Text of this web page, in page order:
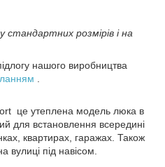
стандартних розмірів і на
нашого виробництва
це утеплена модель люка в
для встановлення всередині
квартирах, гаражах. Також
вулиці під навісом.